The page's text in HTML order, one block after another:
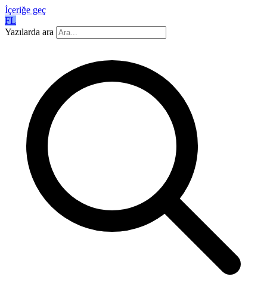
İçeriğe geç
FL
Yazılarda ara